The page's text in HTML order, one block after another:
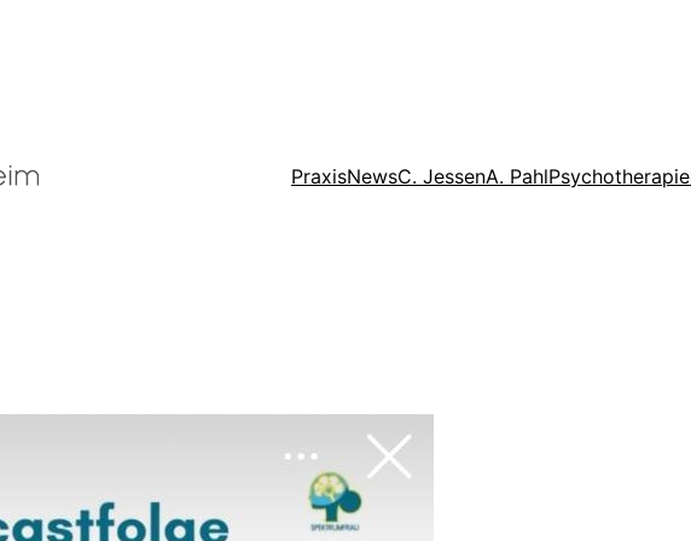
PraxisNewsC. JessenA. PahlPsychotherapie